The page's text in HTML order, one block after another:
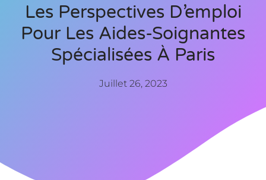
Les Perspectives D’emploi
Pour Les Aides-Soignantes
Spécialisées À Paris
Juillet 26, 2023